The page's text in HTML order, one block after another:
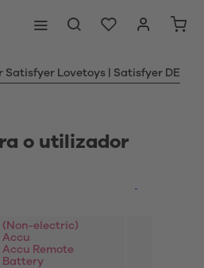
Lovetoys | Satisfyer DE
o utilizador
electric)
Remote
Battery